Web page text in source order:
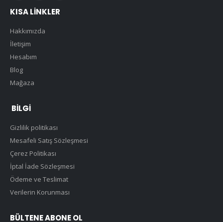
KISA LINKLER
Hakkımızda
İletişim
Hesabım
Blog
Mağaza
BILGI
Gizlilik politikası
Mesafeli Satış Sözleşmesi
Çerez Politikası
İptal İade Sözleşmesi
Ödeme ve Teslimat
Verilerin Korunması
BÜLTENE ABONE OL